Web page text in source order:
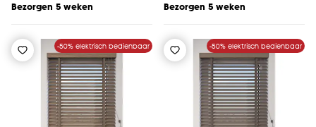
Bezorgen 5 weken Bezorgen 5 weken
-50% elektrisch bedienbaar -50% elektrisch bedienbaar